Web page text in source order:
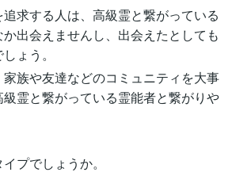
求する人は、高級霊と繋がっている
出会えませんし、出会えたとしても
ょう。
族や友達などのコミュニティを大事
霊と繋がっている霊能者と繋がりや
プでしょうか。